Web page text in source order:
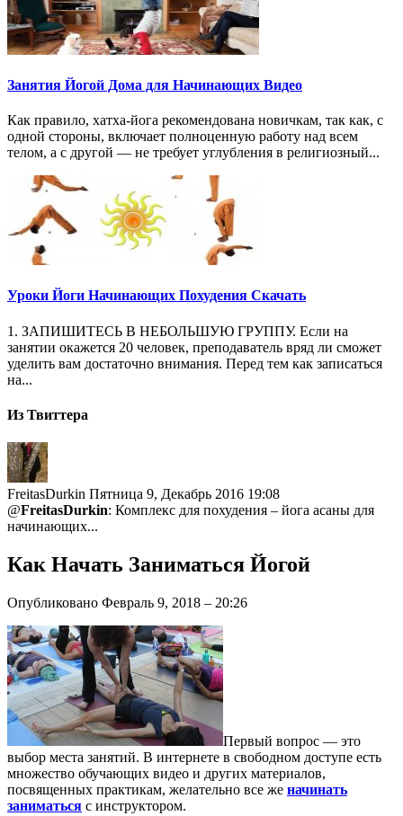
Занятия Йогой Дома для Начинающих Видео
Как правило, хатха-йога рекомендована новичкам, так как, с
одной стороны, включает полноценную работу над всем
телом, а с другой — не требует углубления в религиозный...
Уроки Йоги Начинающих Похудения Скачать
1. ЗАПИШИТЕСЬ В НЕБОЛЬШУЮ ГРУППУ. Если на
занятии окажется 20 человек, преподаватель вряд ли сможет
уделить вам достаточно внимания. Перед тем как записаться
на...
Из Твиттера
FreitasDurkin Пятница 9, Декабрь 2016 19:08
@FreitasDurkin: Комплекс для похудения – йога асаны для
начинающих...
Как Начать Заниматься Йогой
Опубликовано Февраль 9, 2018 – 20:26
Первый вопрос — это
выбор места занятий. В интернете в свободном доступе есть
множество обучающих видео и других материалов,
посвященных практикам, желательно все же начинать
заниматься с инструктором.